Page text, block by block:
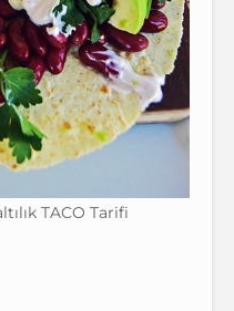
TACO Tarifi